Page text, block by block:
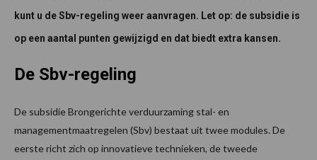
kunt u de Sbv-regeling weer aanvragen. Let op: de subsidie is
op een aantal punten gewijzigd en dat biedt extra kansen.
De Sbv-regeling
De subsidie Brongerichte verduurzaming stal- en
managementmaatregelen (Sbv) bestaat uit twee modules. De
eerste richt zich op innovatieve technieken, de tweede